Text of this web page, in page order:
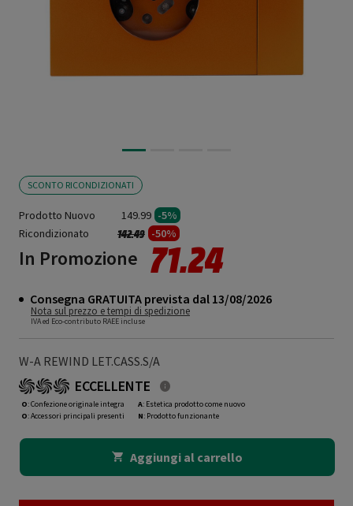
SCONTO RICONDIZIONATI
Prodotto Nuovo 149.99 -5%
Ricondizionato
Prezzo ridotto da
142.49a -50%
In Promozione 71.24
Consegna GRATUITA prevista dal 13/08/2026
Nota sul prezzo e tempi di spedizione
IVA ed Eco-contributo RAEE incluse
W-A REWIND LET.CASS.S/A
ECCELLENTE
O: Confezione originale integra
O: Accessori principali presenti
A: Estetica prodotto come nuovo
N: Prodotto funzionante
Aggiungi al carrello